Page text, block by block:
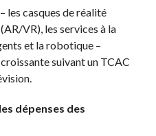
les casques de réalité
VR), les services à la
et la robotique –
suivant un TCAC
dépenses des